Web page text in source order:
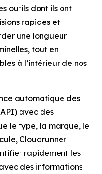
outils dont ils ont
rapides et
une longueur
tout en
à l’intérieur de nos
automatique des
avec des
le type, la marque, le
Cloudrunner
rapidement les
des informations